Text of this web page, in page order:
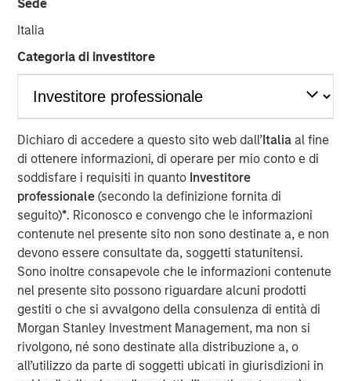
Sede
Italia
Categoria di investitore
Dichiaro di accedere a questo sito web dall’Italia al fine
di ottenere informazioni, di operare per mio conto e di
soddisfare i requisiti in quanto Investitore
professionale(secondo la definizione fornita di
seguito)*. Riconosco e convengo che le informazioni
contenute nel presente sito non sono destinate a, e non
devono essere consultate da, soggetti statunitensi.
Sono inoltre consapevole che le informazioni contenute
nel presente sito possono riguardare alcuni prodotti
gestiti o che si avvalgono della consulenza di entità di
Morgan Stanley Investment Management, ma non si
rivolgono, né sono destinate alla distribuzione a, o
all’utilizzo da parte di soggetti ubicati in giurisdizioni in
Presidio Investment Holdings LLC (“Presidio Petroleum” or
the “Company”) announced today a strategic partnership
Presidio Petroleum to facilitate the acquisition from
natural gas properties in the western Anadarko Basin of
Texas and Oklahoma and to support the growth of the
Company's exploration and production (“E&P”) business
in the United States.
Presidio Petroleum is a leading oil and gas efficiency
company founded by Chris Hammack and Will Ulrich to
acquire, operate, and optimize producing oil and gas
properties through best-in-class operations and targeted
development of proved reserves in established U.S.
onshore basins. The partnership with MSEP provides the
Company with additional resources to potentially expand
Presidio Petroleum's asset base in support of its
operationally-focused strategy. Messrs, Hammack and
Ulrich have a successful operating track record spanning
multiple E&P companies prior to the establishment of